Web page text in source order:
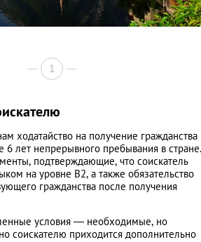
1
ходатайство на получение гражданства
6 лет непрерывного пребывания в стране.
подтверждающие, что соискатель
на уровне B2, а также обязательство
гражданства после получения
условия — необходимые, но
соискателю приходится дополнительно